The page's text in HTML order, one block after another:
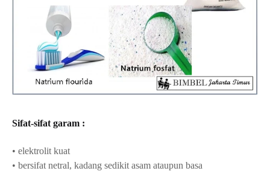
Sifat-sifat garam :
• elektrolit kuat
• bersifat netral, kadang sedikit asam ataupun basa